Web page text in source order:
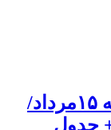
قیمت طلا و سکه امروز پنجشنبه ۱۵مرداد/
جدول